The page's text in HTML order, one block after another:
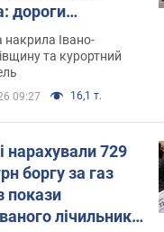
дороги
на
Відео
накрила Івано-
та курортний
09:27 16,1 т.
нарахували 729
боргу за газ
покази
лічильника: